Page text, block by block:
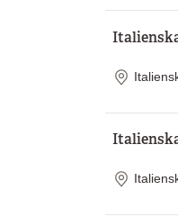
Plats
Plats